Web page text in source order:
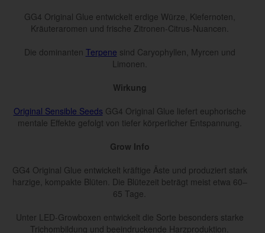
GG4 Original Glue entwickelt erdige Würze, Kiefernoten,
Kräuteraromen und frische Zitronen-Citrus-Nuancen.
Die dominanten Terpene sind Caryophyllen, Myrcen und
Limonen.
Wirkung
Original Sensible Seeds GG4 Original Glue liefert euphorische
mentale Effekte gefolgt von tiefer körperlicher Entspannung.
Grow Info
GG4 Original Glue entwickelt kräftige Äste und produziert stark
harzige, kompakte Blüten. Die Blütezeit beträgt meist etwa 60–
65 Tage.
Unter LED-Growboxen entwickelt die Sorte besonders starke
Trichombildung und beeindruckende Harzproduktion.